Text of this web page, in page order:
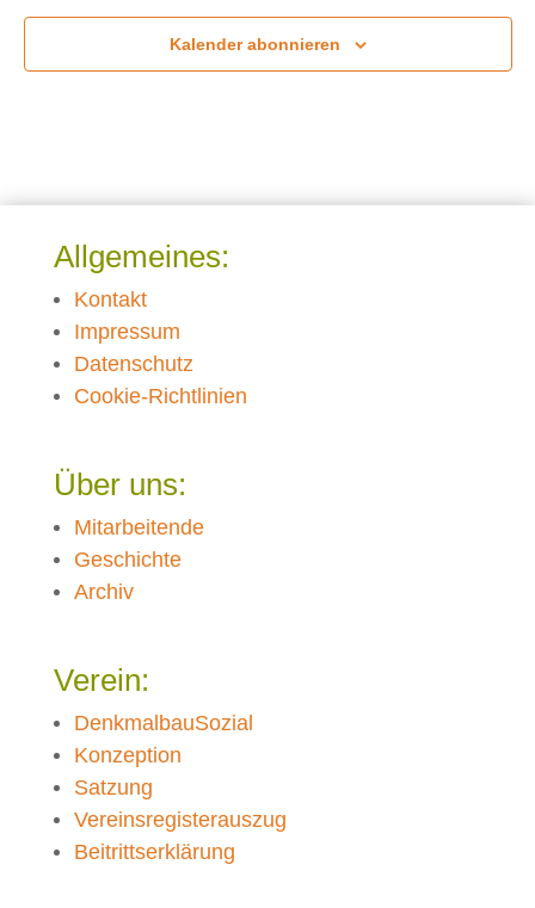
Kalender abonnieren
Allgemeines:
Kontakt
Impressum
Datenschutz
Cookie-Richtlinien
Über uns:
Mitarbeitende
Geschichte
Archiv
Verein:
DenkmalbauSozial
Konzeption
Satzung
Vereinsregisterauszug
Beitrittserklärung